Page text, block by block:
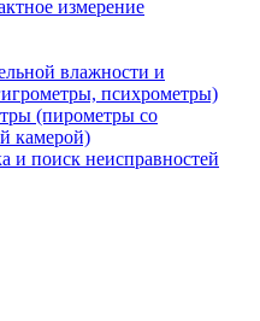
измерение
влажности и
психрометры)
(пирометры со
камерой)
и поиск неисправностей